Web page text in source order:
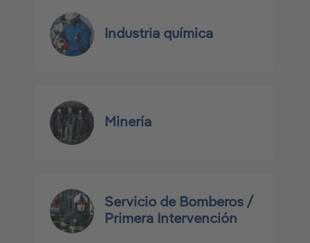
Industria química
Minería
Servicio de Bomberos /
Primera Intervención